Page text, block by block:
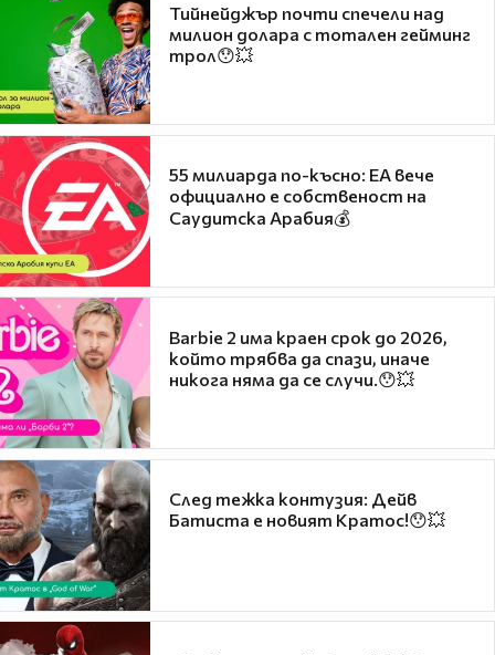
Тийнейджър почти спечели над
милион долара с тотален гейминг
трол😯💥
55 милиарда по-късно: EA вече
официално е собственост на
Саудитска Арабия💰
Barbie 2 има краен срок до 2026,
който трябва да спази, иначе
никога няма да се случи.😯💥
След тежка контузия: Дейв
Батиста е новият Кратос!😯💥